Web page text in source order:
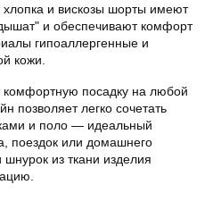
и вискозы шорты имеют
и обеспечивают комфорт
гипоаллергенные и
кожи.
комфортную посадку на любой
позволяет легко сочетать
и поло — идеальный
поездок или домашнего
из ткани изделия